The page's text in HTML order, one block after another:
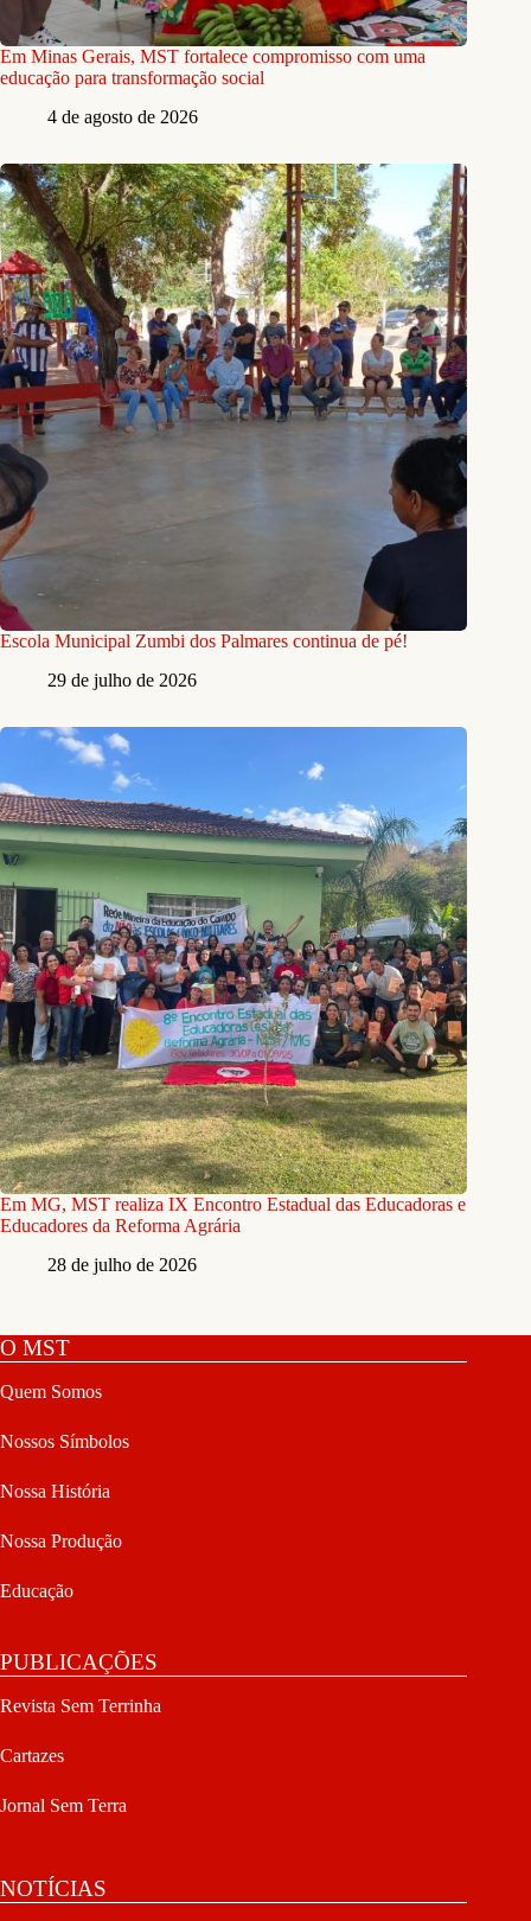
Em Minas Gerais, MST fortalece compromisso com uma
educação para transformação social
4 de agosto de 2026
Escola Municipal Zumbi dos Palmares continua de pé!
29 de julho de 2026
Em MG, MST realiza IX Encontro Estadual das Educadoras e
Educadores da Reforma Agrária
28 de julho de 2026
O MST
Quem Somos
Nossos Símbolos
Nossa História
Nossa Produção
Educação
PUBLICAÇÕES
Revista Sem Terrinha
Cartazes
Jornal Sem Terra
NOTÍCIAS